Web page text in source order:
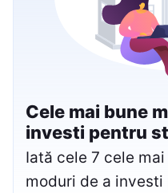
Cele mai bune
investi pentru
Iată cele 7 cele
moduri de a